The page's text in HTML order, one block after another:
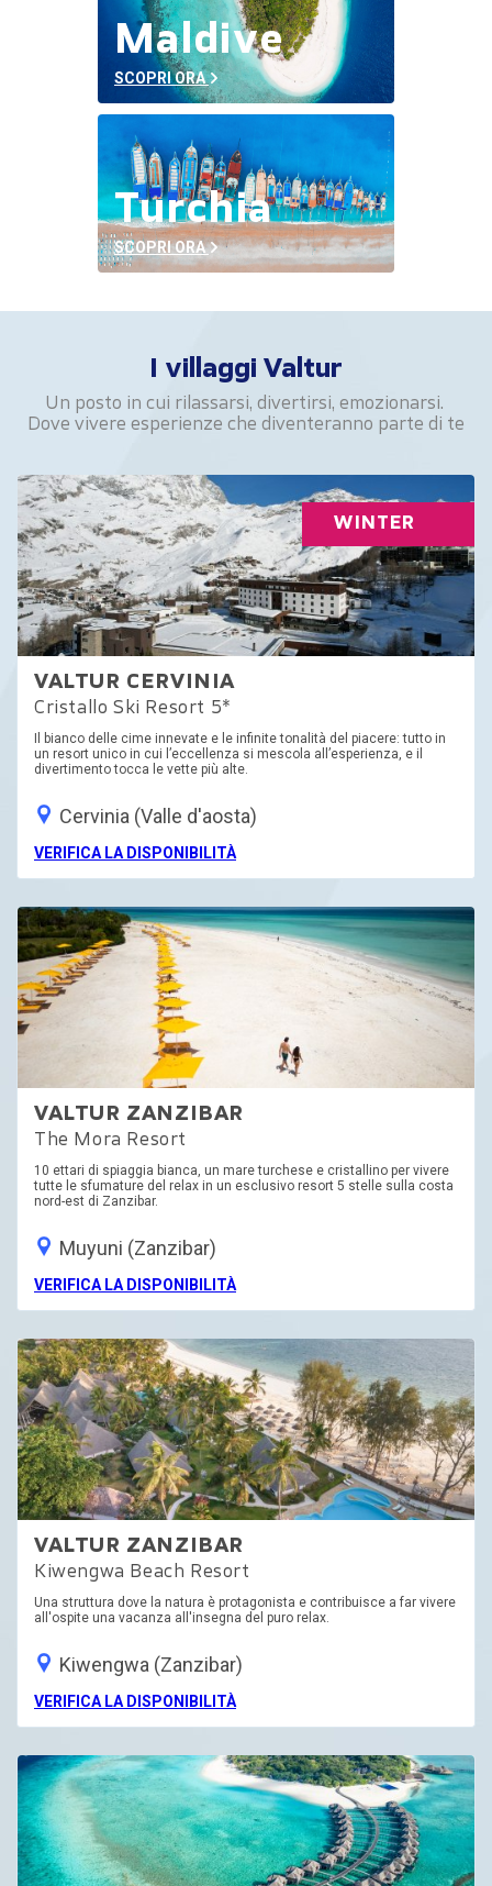
Maldive
SCOPRI ORA
Turchia
SCOPRI ORA
I villaggi Valtur
Un posto in cui rilassarsi, divertirsi, emozionarsi.
Dove vivere esperienze che diventeranno parte di te
WINTER
VALTUR CERVINIA
Cristallo Ski Resort 5*
Il bianco delle cime innevate e le infinite tonalità del piacere: tutto in
un resort unico in cui l’eccellenza si mescola all’esperienza, e il
divertimento tocca le vette più alte.
Cervinia (Valle d'aosta)
VERIFICA LA DISPONIBILITÀ
VALTUR ZANZIBAR
The Mora Resort
10 ettari di spiaggia bianca, un mare turchese e cristallino per vivere
tutte le sfumature del relax in un esclusivo resort 5 stelle sulla costa
nord-est di Zanzibar.
Muyuni (Zanzibar)
VERIFICA LA DISPONIBILITÀ
VALTUR ZANZIBAR
Kiwengwa Beach Resort
Una struttura dove la natura è protagonista e contribuisce a far vivere
all'ospite una vacanza all'insegna del puro relax.
Kiwengwa (Zanzibar)
VERIFICA LA DISPONIBILITÀ